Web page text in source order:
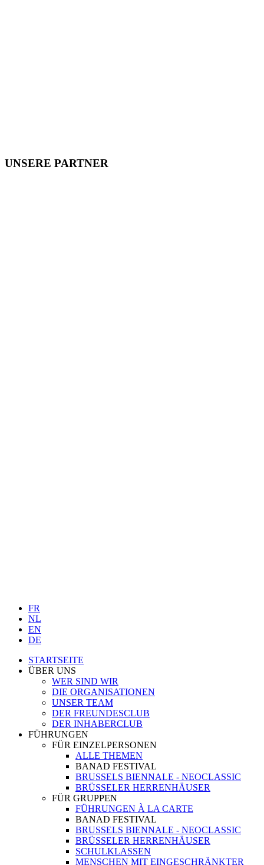
UNSERE PARTNER
FR
NL
EN
DE
STARTSEITE
ÜBER UNS
WER SIND WIR
DIE ORGANISATIONEN
UNSER TEAM
DER FREUNDESCLUB
DER INHABERCLUB
FÜHRUNGEN
FÜR EINZELPERSONEN
ALLE THEMEN
BANAD FESTIVAL
BRUSSELS BIENNALE - NEOCLASSIC
BRÜSSELER HERRENHÄUSER
FÜR GRUPPEN
FÜHRUNGEN À LA CARTE
BANAD FESTIVAL
BRUSSELS BIENNALE - NEOCLASSIC
BRÜSSELER HERRENHÄUSER
SCHULKLASSEN
MENSCHEN MIT EINGESCHRÄNKTER